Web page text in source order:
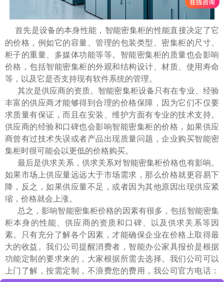
首先是设备的本身性能，智能密集柜的性能直接决定了它
的价格，例如它的容量、管理的包装类型、密集柜的尺寸、
柜子的重量、多媒体功能等等。智能密集柜的质量也会影响
价格，包括智能密集柜的外观和结构设计、材质、使用寿命
等，以及它是否支持现有软件系统的管理。
其次是供应商的资质。智能密集柜设备只有在专业、经验
丰富的供应商才能够得到合理的价格保障，因为它们不仅要
求质量有保证，而且在安装、维护方面有专业的技术支持。
供应商的经验和口碑也会影响智能密集柜的价格，如果供应
商曾有过技术失误或者产品出现质量问题，企业购买智能密
集柜时很可能会以更低的价格购买。
最后是供求关系，供求关系对智能密集柜价格也有影响。
如果市场上供应量远远大于市场需求，那么价格就更容易下
降，反之，如果供应量不足，或者因为其他原因出现供应紧
缩，价格就会上涨。
总之，影响智能密集柜价格的因素有很多，包括智能密集
柜本身的性能、供应商的资质和口碑、以及供求关系等因
素。只有充分了解各个因素，才能确保企业在价格上取得最
大的收益。我们公司提醒消费者，智能办公家具报价是根据
功能定制的要求来的，大家根据所需去选择。我们公司可以
上门了解，按需定制，不浪费您的费用，我公司官方电话：